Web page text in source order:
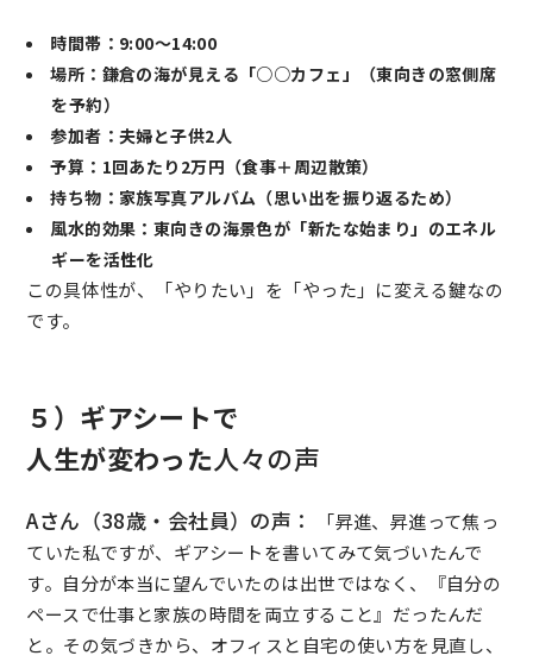
時間帯：9:00〜14:00
場所：鎌倉の海が見える「○○カフェ」（東向きの窓側席
を予約）
参加者：夫婦と子供2人
予算：1回あたり2万円（食事＋周辺散策）
持ち物：家族写真アルバム（思い出を振り返るため）
風水的効果：東向きの海景色が「新たな始まり」のエネル
ギーを活性化
この具体性が、「やりたい」を「やった」に変える鍵なの
です。
５）ギアシートで
人生が変わった人々の声
Aさん（38歳・会社員）の声：
「昇進、昇進って焦っ
ていた私ですが、ギアシートを書いてみて気づいたんで
す。自分が本当に望んでいたのは出世ではなく、『自分の
ペースで仕事と家族の時間を両立すること』だったんだ
と。その気づきから、オフィスと自宅の使い方を見直し、